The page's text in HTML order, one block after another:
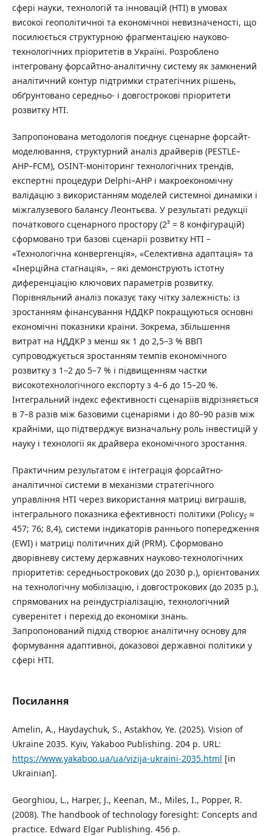
сфері науки, технологій та інновацій (НТІ) в умовах
високої геополітичної та економічної невизначеності, що
посилюється структурною фрагментацією науково-
технологічних пріоритетів в Україні. Розроблено
інтегровану форсайтно-аналітичну систему як замкнений
аналітичний контур підтримки стратегічних рішень,
обґрунтовано середньо- і довгострокові пріоритети
розвитку НТІ.
Запропонована методологія поєднує сценарне форсайт-
моделювання, структурний аналіз драйверів (PESTLE–
AHP–FCM), OSINT-моніторинг технологічних трендів,
експертні процедури Delphi–AHP і макроекономічну
валідацію з використанням моделей системної динаміки і
міжгалузевого балансу Леонтьєва. У результаті редукції
початкового сценарного простору (2³ = 8 конфігурацій)
сформовано три базові сценарії розвитку НТІ –
«Технологічна конвергенція», «Селективна адаптація» та
«Інерційна стагнація», – які демонструють істотну
диференціацію ключових параметрів розвитку.
Порівняльний аналіз показує таку чітку залежність: із
зростанням фінансування НДДКР покращуються основні
економічні показники країни. Зокрема, збільшення
витрат на НДДКР з менш як 1 до 2,5–3 % ВВП
супроводжується зростанням темпів економічного
розвитку з 1–2 до 5–7 % і підвищенням частки
високотехнологічного експорту з 4–6 до 15–20 %.
Інтегральний індекс ефективності сценаріїв відрізняється
в 7–8 разів між базовими сценаріями і до 80–90 разів між
крайніми, що підтверджує визначальну роль інвестицій у
науку і технології як драйвера економічного зростання.
Практичним результатом є інтеграція форсайтно-
аналітичної системи в механізми стратегічного
управління НТІ через використання матриці виграшів,
інтегрального показника ефективності політики (PolicyS≈
457; 76; 8,4), системи індикаторів раннього попередження
(EWI) і матриці політичних дій (PRM). Сформовано
дворівневу систему державних науково-технологічних
пріоритетів: середньострокових (до 2030 р.), орієнтованих
на технологічну мобілізацію, і довгострокових (до 2035 р.),
спрямованих на реіндустріалізацію, технологічний
суверенітет і перехід до економіки знань.
Запропонований підхід створює аналітичну основу для
формування адаптивної, доказової державної політики у
сфері НТІ.
Посилання
Amelin, A., Haydaychuk, S., Astakhov, Ye. (2025). Vision of
Ukraine 2035. Kyiv, Yakaboo Publishing. 204 p. URL:
https://www.yakaboo.ua/ua/vizija-ukraini-2035.html [in
Ukrainian].
Georghiou, L., Harper, J., Keenan, M., Miles, I., Popper, R.
(2008). The handbook of technology foresight: Concepts and
practice. Edward Elgar Publishing. 456 p.